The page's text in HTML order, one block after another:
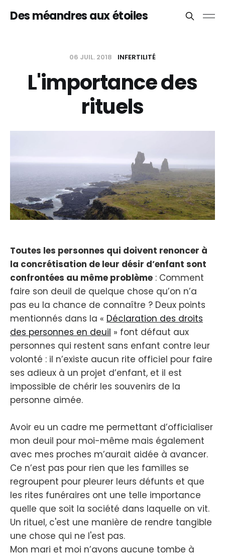
Des méandres aux étoiles
06 JUIL. 2018 INFERTILITÉ
L'importance des
rituels
Toutes les personnes qui doivent renoncer à
la concrétisation de leur désir d’enfant sont
confrontées au même problème : Comment
faire son deuil de quelque chose qu’on n’a
pas eu la chance de connaître ? Deux points
mentionnés dans la « Déclaration des droits
des personnes en deuil » font défaut aux
personnes qui restent sans enfant contre leur
volonté : il n’existe aucun rite officiel pour faire
ses adieux à un projet d’enfant, et il est
impossible de chérir les souvenirs de la
personne aimée.
Avoir eu un cadre me permettant d’officialiser
mon deuil pour moi-même mais également
avec mes proches m’aurait aidée à avancer.
Ce n’est pas pour rien que les familles se
regroupent pour pleurer leurs défunts et que
les rites funéraires ont une telle importance
quelle que soit la société dans laquelle on vit.
Un rituel, c'est une manière de rendre tangible
une chose qui ne l'est pas.
Mon mari et moi n’avons aucune tombe à